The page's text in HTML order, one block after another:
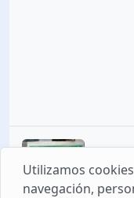
Utilizamos
navegación,